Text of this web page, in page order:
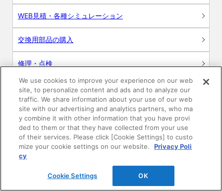
WEB見積・各種シミュレーション
交換用部品の購入
修理・点検
お問い合わせ
ログイン
建築・設計関係者様向けサイト
ユーザー登録サービス
WEB見積システム
We use cookies to improve your experience on our web
site, to personalize content and ads and to analyze our
traffic. We share information about your use of our web
site with our advertising and analytics partners, who ma
y combine it with other information that you have provi
ded to them or that they have collected from your use
of their services. Please click [Cookie Settings] to custo
mize your cookie settings on our website.
Privacy Poli
cy
Cookie Settings OK